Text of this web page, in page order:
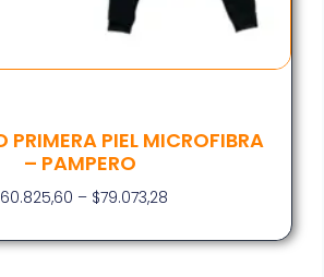
PIEL MICROFIBRA
– PAMPERO
60.825,60 – $79.073,28